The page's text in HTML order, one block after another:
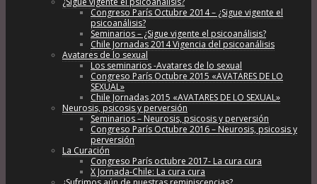
Congreso París Octubre 2014 – ¿Sigue vigente el
psicoanálisis?
Seminarios – ¿Sigue vigente el psicoanálisis?
Chile Jornadas 2014 Vigencia del psicoanálisis
Avatares de lo sexual
Los seminarios -Avatares de lo sexual
Congreso París Octubre 2015 «AVATARES DE LO
SEXUAL»
Chile Jornadas 2015 «AVATARES DE LO SEXUAL»
Neurosis, psicosis y perversión
Seminarios – Neurosis, psicosis y perversión
Congreso París Octubre 2016 – Neurosis, psicosis y
perversión
La Curación
Congreso París octubre 2017- La cura cura
X Jornada-Chile: La cura cura